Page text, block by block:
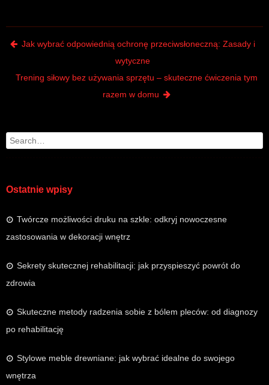
Search
Ostatnie wpisy
Twórcze możliwości druku na szkle: odkryj nowoczesne
zastosowania w dekoracji wnętrz
Sekrety skutecznej rehabilitacji: jak przyspieszyć powrót do
zdrowia
Skuteczne metody radzenia sobie z bólem pleców: od diagnozy
po rehabilitację
Stylowe meble drewniane: jak wybrać idealne do swojego
wnętrza
Post navigation
Jak wybrać odpowiednią ochronę przeciwsłoneczną: Zasady i
wytyczne
Trening siłowy bez używania sprzętu – skuteczne ćwiczenia tym
razem w domu